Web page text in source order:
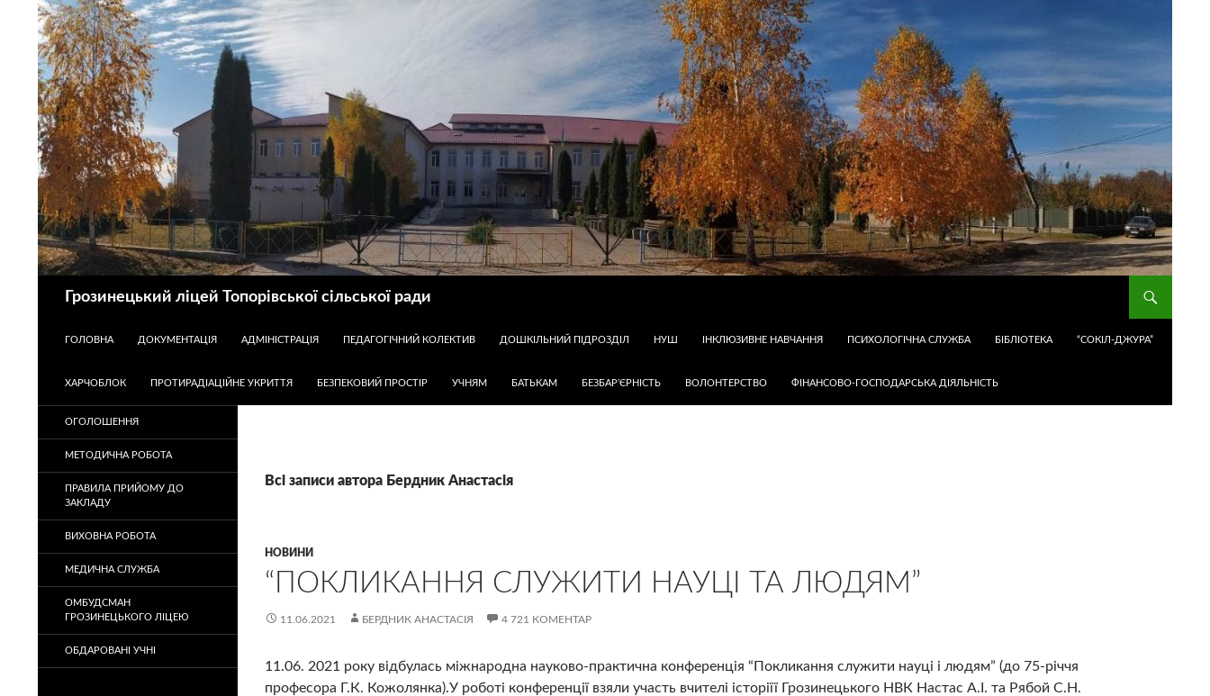
Грозинецький ліцей Топорівської сільської ради
ГОЛОВНА
ДОКУМЕНТАЦІЯ АДМІНІСТРАЦІЯ ПЕДАГОГІЧНИЙ КОЛЕКТИВ ДОШКІЛЬНИЙ ПІДРОЗДІЛ НУШ ІНКЛЮЗИВНЕ НАВЧАННЯ ПСИХОЛОГІЧНА СЛУЖБА БІБЛІОТЕКА “СОКІЛ-ДЖУРА”
ХАРЧОБЛОК ПРОТИРАДІАЦІЙНЕ УКРИТТЯ БЕЗПЕКОВИЙ ПРОСТІР УЧНЯМ БАТЬКАМ БЕЗБАР’ЄРНІСТЬ ВОЛОНТЕРСТВО ФІНАНСОВО-ГОСПОДАРСЬКА ДІЯЛЬНІСТЬ
Всі записи автора Бердник Анастасія
НОВИНИ
“ПОКЛИКАННЯ СЛУЖИТИ НАУЦІ ТА ЛЮДЯМ”
11.06.2021 БЕРДНИК АНАСТАСІЯ 4 721 КОМЕНТАР
11.06. 2021 року відбулась міжнародна науково-практична конференція “Покликання служити науці і людям” (до 75-річчя
професора Г.К. Кожолянка).У роботі конференції взяли участь вчителі історіїї Грозинецького НВК Настас А.І. та Рябой С.Н.
ОГОЛОШЕННЯ
МЕТОДИЧНА РОБОТА
ПРАВИЛА ПРИЙОМУ ДО
ЗАКЛАДУ
ВИХОВНА РОБОТА
МЕДИЧНА СЛУЖБА
ОМБУДСМАН
ГРОЗИНЕЦЬКОГО ЛІЦЕЮ
ОБДАРОВАНІ УЧНІ